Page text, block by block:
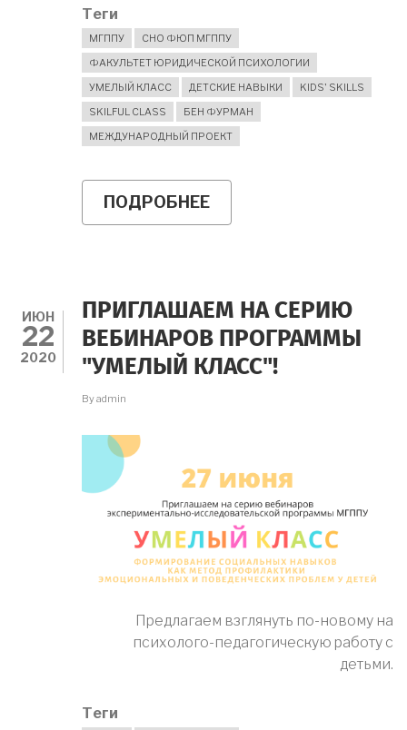
Теги
МГППУ
СНО ФЮП МГППУ
ФАКУЛЬТЕТ ЮРИДИЧЕСКОЙ ПСИХОЛОГИИ
УМЕЛЫЙ КЛАСС
ДЕТСКИЕ НАВЫКИ
KIDS' SKILLS
SKILFUL CLASS
БЕН ФУРМАН
МЕЖДУНАРОДНЫЙ ПРОЕКТ
ПОДРОБНЕЕ
МАТЕРИАЛЫ
ОТ
27.06.20
ИЮН
22
2020
ПРИГЛАШАЕМ НА СЕРИЮ
ВЕБИНАРОВ ПРОГРАММЫ
"УМЕЛЫЙ КЛАСС"!
Byadmin
Предлагаем взглянуть по-новому на
психолого-педагогическую работу с
детьми.
Теги